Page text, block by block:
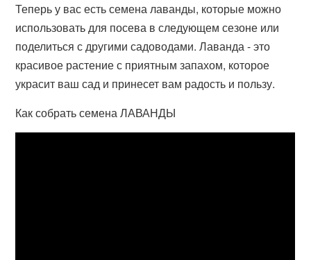
Теперь у вас есть семена лаванды, которые можно
использовать для посева в следующем сезоне или
поделиться с другими садоводами. Лаванда - это
красивое растение с приятным запахом, которое
украсит ваш сад и принесет вам радость и пользу.
Как собрать семена ЛАВАНДЫ